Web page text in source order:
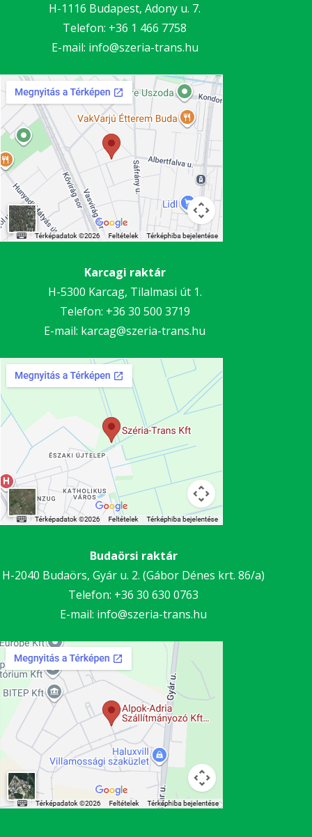
H-1116 Budapest, Adony u. 7.
Telefon: +36 1 466 7758
E-mail: info@szeria-trans.hu
Karcagi raktár
H-5300 Karcag, Tilalmasi út 1.
Telefon: +36 30 500 3719
E-mail: karcag@szeria-trans.hu
Budaörsi raktár
H-2040 Budaörs, Gyár u. 2. (Gábor Dénes krt. 86/a)
Telefon: +36 30630 0763
E-mail: info@szeria-trans.hu